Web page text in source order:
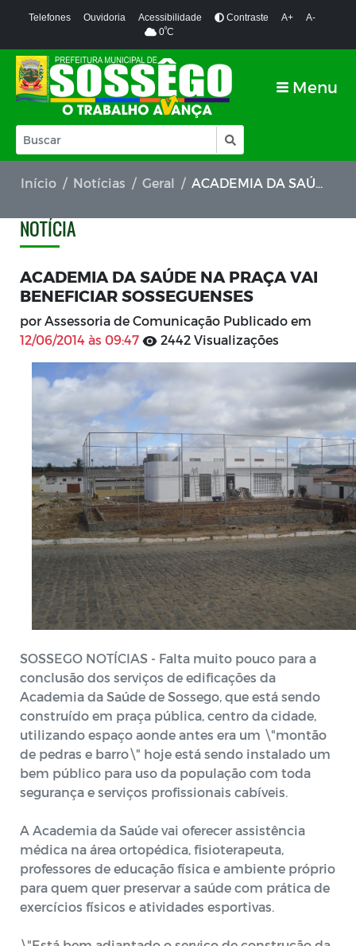
Telefones Ouvidoria Acessibilidade Contraste A+
A-
0ºC
Menu
Início Notícias Geral ACADEMIA DA SAÚDE NA PRAÇA VAI BENEFICIAR SOSSEGUENSES
NOTÍCIA
ACADEMIA DA SAÚDE NA PRAÇA VAI
BENEFICIAR SOSSEGUENSES
por Assessoria de Comunicação Publicado em
12/06/2014 às 09:47
2442 Visualizações
SOSSEGO NOTÍCIAS - Falta muito pouco para a
conclusão dos serviços de edificações da
Academia da Saúde de Sossego, que está sendo
construído em praça pública, centro da cidade,
utilizando espaço aonde antes era um \"montão
de pedras e barro\" hoje está sendo instalado um
bem público para uso da população com toda
segurança e serviços profissionais cabíveis.
A Academia da Saúde vai oferecer assistência
médica na área ortopédica, fisioterapeuta,
professores de educação física e ambiente próprio
para quem quer preservar a saúde com prática de
exercícios físicos e atividades esportivas.